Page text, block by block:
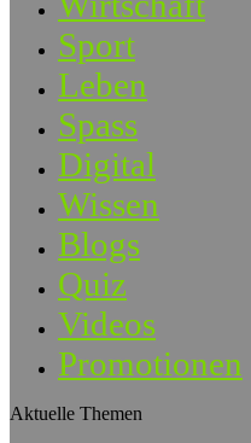
Sport
Leben
Spass
Digital
Wissen
Blogs
Quiz
Videos
Promotionen
Aktuelle Themen